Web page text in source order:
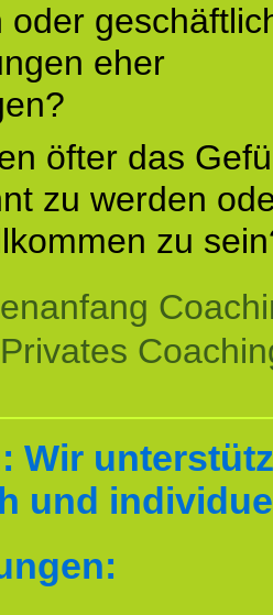
oder
eher
öfter das
zu werden
zu
Wir
und